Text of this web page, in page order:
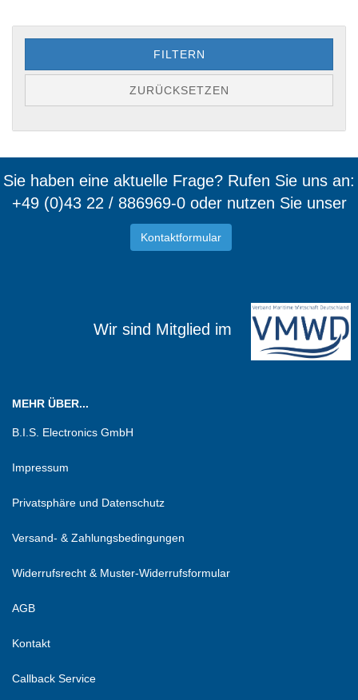
FILTERN
ZURÜCKSETZEN
Sie haben eine aktuelle Frage? Rufen Sie uns an:
+49 (0)43 22 / 886969-0 oder nutzen Sie unser
Kontaktformular
Wir sind Mitglied im
MEHR ÜBER...
B.I.S. Electronics GmbH
Impressum
Privatsphäre und Datenschutz
Versand- & Zahlungsbedingungen
Widerrufsrecht & Muster-Widerrufsformular
AGB
Kontakt
Callback Service